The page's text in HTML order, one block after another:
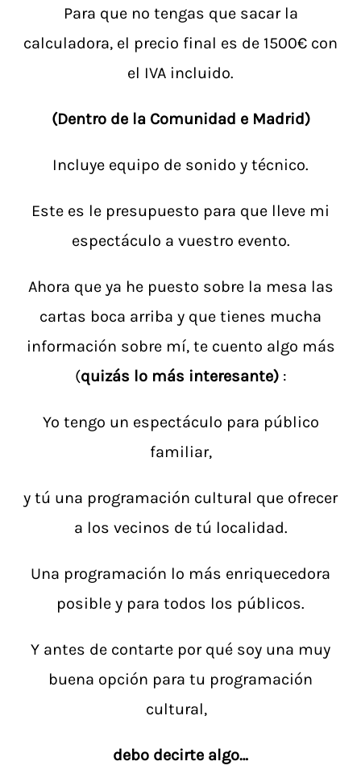
Para que no tengas que sacar la
calculadora, el precio final es de 1500€ con
el IVA incluido.
(Dentro de la Comunidad e Madrid)
Incluye equipo de sonido y técnico.
Este es le presupuesto para que lleve mi
espectáculo a vuestro evento.
Ahora que ya he puesto sobre la mesa las
cartas boca arriba y que tienes mucha
información sobre mí, te cuento algo más
(quizás lo más interesante):
Yo tengo un espectáculo para público
familiar,
y tú una programación cultural que ofrecer
a los vecinos de tú localidad.
Una programación lo más enriquecedora
posible y para todos los públicos.
Y antes de contarte por qué soy una muy
buena opción para tu programación
cultural,
debo decirte algo…